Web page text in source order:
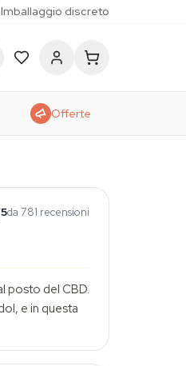
Imballaggio discreto
Offerte
da 781 recensioni
posto del CBD.
e in questa